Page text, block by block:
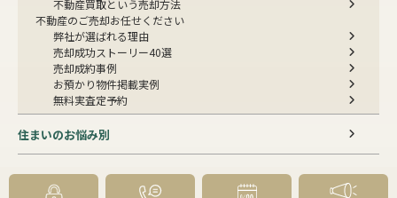
不動産買取という売却方法
不動産のご売却お任せください
弊社が選ばれる理由
売却成功ストーリー40選
売却成約事例
お預かり物件掲載実例
無料実査定予約
住まいのお悩み別
会社案内